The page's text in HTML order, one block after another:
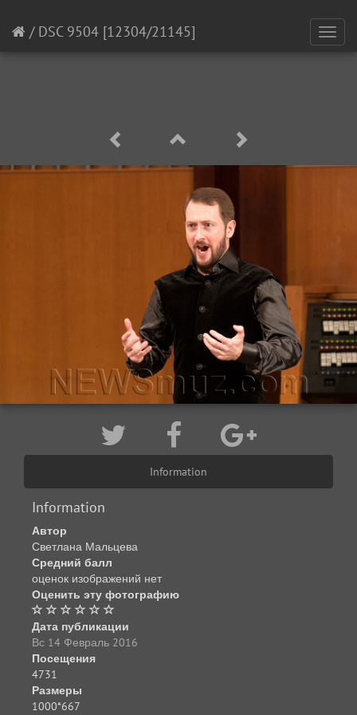
/ DSC 9504 [12304/21145]
Information
Information
Автор
Светлана Мальцева
Средний балл
оценок изображений нет
Оценить эту фотографию
Дата публикации
Вс 14 Февраль 2016
Посещения
4731
Размеры
1000*667